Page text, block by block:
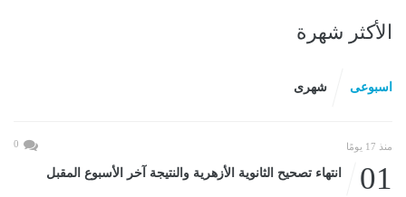
الأكثر شهرة
اسبوعى شهرى
منذ 17 يومًا 0
01 انتهاء تصحيح الثانوية الأزهرية والنتيجة آخر الأسبوع المقبل